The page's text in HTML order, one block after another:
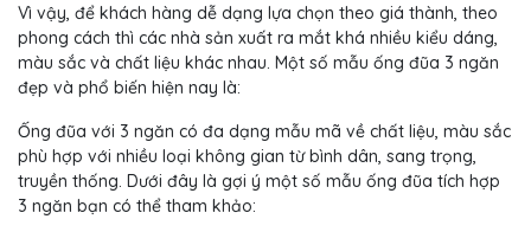
Vì vậy, để khách hàng dễ dạng lựa chọn theo giá thành, theo
phong cách thì các nhà sản xuất ra mắt khá nhiều kiểu dáng,
màu sắc và chất liệu khác nhau. Một số mẫu ống đũa 3 ngăn
đẹp và phổ biến hiện nay là:
Ống đũa với 3 ngăn có đa dạng mẫu mã về chất liệu, màu sắc
phù hợp với nhiều loại không gian từ bình dân, sang trọng,
truyền thống. Dưới đây là gợi ý một số mẫu ống đũa tích hợp
3 ngăn bạn có thể tham khảo: